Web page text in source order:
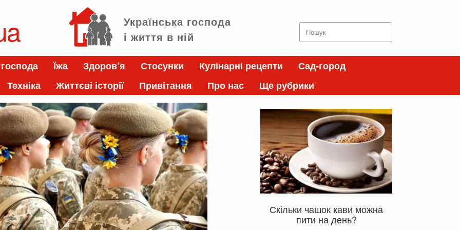
Українська господа
і життя в ній
Search
for:
Їжа Здоров’я Стосунки Кулінарні рецепти
Сад-город
Техніка Життєві історії Привітання Про нас Ще рубрики
Скільки чашок кави можна
пити на день?